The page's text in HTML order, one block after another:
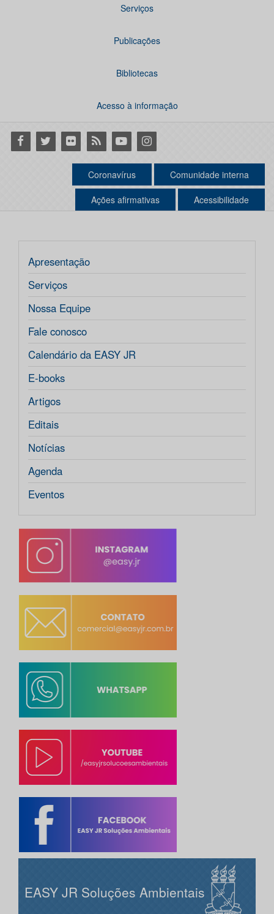
Serviços
Publicações
Bibliotecas
Acesso à informação
Facebook
Twitter Flickr RSS YoutubeInstagram
Coronavírus Comunidade interna
Ações afirmativas Acessibilidade
Apresentação
Serviços
Nossa Equipe
Fale conosco
Calendário da EASY JR
E-books
Artigos
Editais
Notícias
Agenda
Eventos
EASY JR Soluções Ambientais